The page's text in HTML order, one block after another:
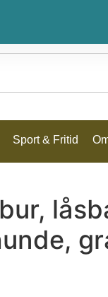
Sport & Fritid